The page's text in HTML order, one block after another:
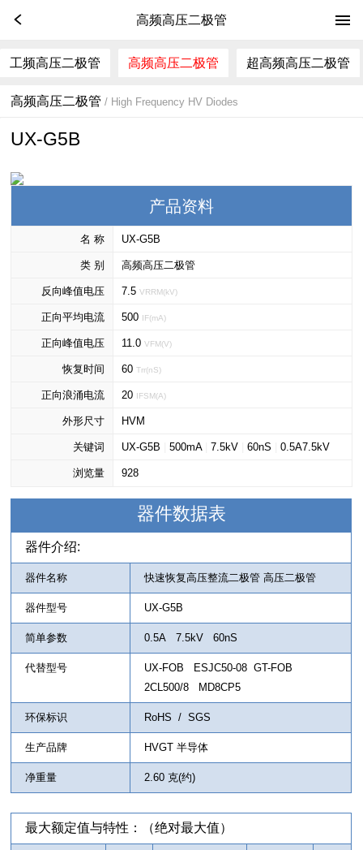
高频高压二极管
工频高压二极管 高频高压二极管 超高频高压二极管
高频高压二极管/ High Frequency HV Diodes
UX-G5B
产品资料
名 称 UX-G5B
类 别 高频高压二极管
反向峰值电压 7.5VRRM(kV)
正向平均电流 500 IF(mA)
正向峰值电压 11.0VFM(V)
恢复时间 60Trr(nS)
正向浪涌电流 20 IFSM(A)
外形尺寸 HVM
关键词 UX-G5B |500mA|7.5kV |60nS |0.5A7.5kV
浏览量 928
器件数据表
器件介绍:
器件名称 快速恢复高压整流二极管 高压二极管
器件型号 UX-G5B
简单参数 0.5A 7.5kV 60nS
代替型号
UX-FOB ESJC50-08 GT-FOB
2CL500/8 MD8CP5
环保标识 RoHS / SGS
生产品牌 HVGT 半导体
净重量 2.60 克(约)
最大额定值与特性：（绝对最大值）